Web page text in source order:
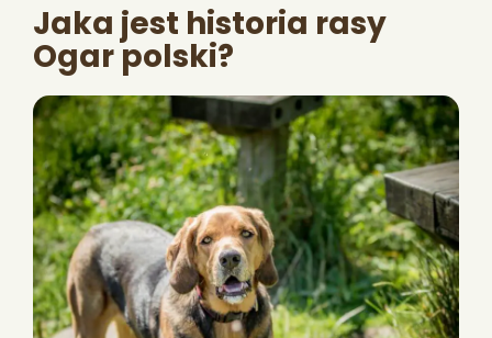
Jaka jest historia rasy
Ogar polski?